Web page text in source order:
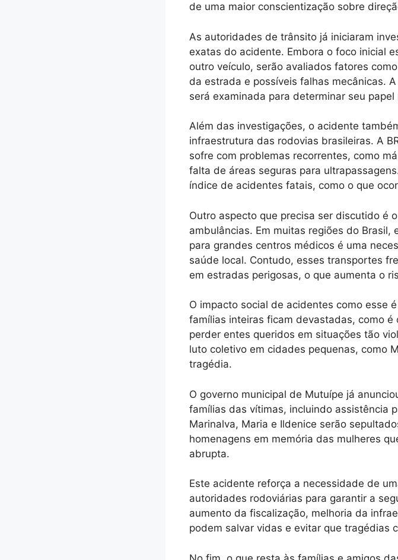
de uma maior conscientização sobre
As autoridades de trânsito já iniciaram
exatas do acidente. Embora o foco inicial
outro veículo, serão avaliados fatores
da estrada e possíveis falhas mecânicas.
será examinada para determinar seu papel
Além das investigações, o acidente
infraestrutura das rodovias brasileiras. A
sofre com problemas recorrentes, como
falta de áreas seguras para
índice de acidentes fatais, como o que
Outro aspecto que precisa ser discutido é
ambulâncias. Em muitas regiões do
para grandes centros médicos é uma
saúde local. Contudo, esses transportes
em estradas perigosas, o que aumenta o
O impacto social de acidentes como esse
famílias inteiras ficam devastadas, como
perder entes queridos em situações tão
luto coletivo em cidades pequenas, como
tragédia.
O governo municipal de Mutuípe já
famílias das vítimas, incluindo assistência
Marinalva, Maria e Ildenice serão
homenagens em memória das mulheres
abrupta.
Este acidente reforça a necessidade de
autoridades rodoviárias para garantir a
aumento da fiscalização, melhoria da
podem salvar vidas e evitar que tragédias